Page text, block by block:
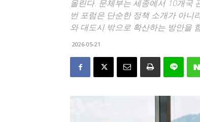
올린다. 문체부는 세종에서 10개국
번 포럼은 단순한 정책 소개가 아니
와 대도시 밖으로 확산하는 방안을
2026-05-21